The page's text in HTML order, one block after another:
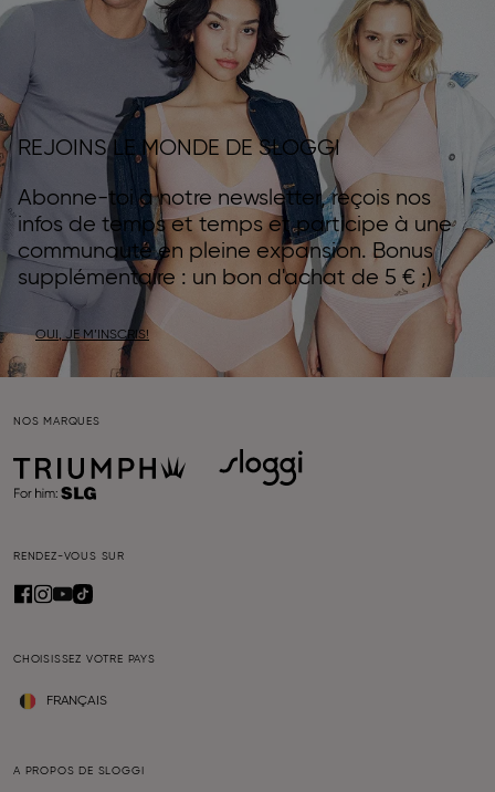
REJOINS LE MONDE DE SLOGGI
Abonne-toi à notre newsletter, reçois nos
infos de temps et temps et participe à une
communauté en pleine expansion. Bonus
supplémentaire : un bon d'achat de 5 € ;)
OUI, JE M’INSCRIS!
NOS MARQUES
RENDEZ-VOUS SUR
CHOISISSEZ VOTRE PAYS
FRANÇAIS
A PROPOS DE SLOGGI